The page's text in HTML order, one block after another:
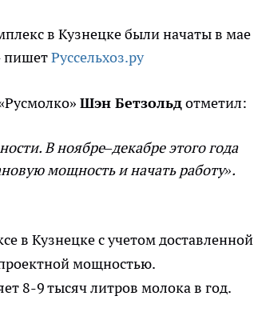
в Кузнецке были начаты в мае
пишетРуссельхоз.ру
Шэн Бетзольдотметил:
В ноябре–декабре этого года
мощность и начать работу».
в Кузнецке с учетом доставленной
мощностью.
8-9 тысяч литров молока в год.